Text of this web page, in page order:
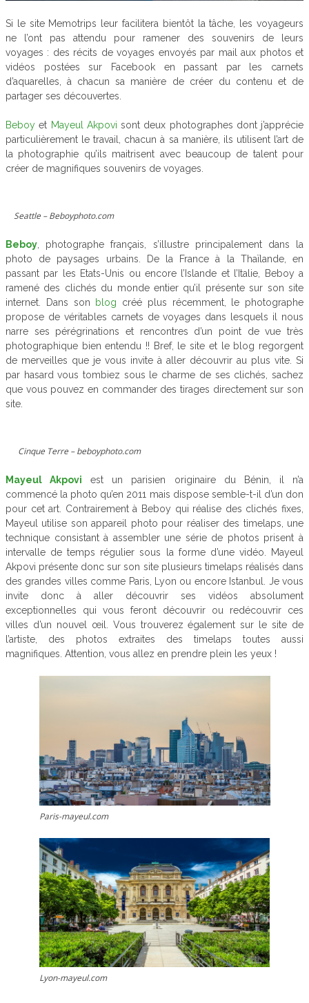
Si le site Memotrips leur facilitera bientôt la tâche, les voyageurs
ne l’ont pas attendu pour ramener des souvenirs de leurs
voyages : des récits de voyages envoyés par mail aux photos et
vidéos postées sur Facebook en passant par les carnets
d’aquarelles, à chacun sa manière de créer du contenu et de
partager ses découvertes.
Beboy et Mayeul Akpovi sont deux photographes dont j’apprécie
particulièrement le travail, chacun à sa manière, ils utilisent l’art de
la photographie qu’ils maitrisent avec beaucoup de talent pour
créer de magnifiques souvenirs de voyages.
Seattle – Beboyphoto.com
Beboy , photographe français, s’illustre principalement dans la
photo de paysages urbains. De la France à la Thaïlande, en
passant par les Etats-Unis ou encore l’Islande et l’Italie, Beboy a
ramené des clichés du monde entier qu’il présente sur son site
internet. Dans son
blog créé plus récemment, le photographe
propose de véritables carnets de voyages dans lesquels il nous
narre ses pérégrinations et rencontres d’un point de vue très
photographique bien entendu !! Bref, le site et le blog regorgent
de merveilles que je vous invite à aller découvrir au plus vite. Si
par hasard vous tombiez sous le charme de ses clichés, sachez
que vous pouvez en commander des tirages directement sur son
site.
Cinque Terre – beboyphoto.com
Mayeul Akpovi est un parisien originaire du Bénin, il n’a
commencé la photo qu’en 2011 mais dispose semble-t-il d’un don
pour cet art. Contrairement à Beboy qui réalise des clichés fixes,
Mayeul utilise son appareil photo pour réaliser des timelaps, une
technique consistant à assembler une série de photos prisent à
intervalle de temps régulier sous la forme d’une vidéo. Mayeul
Akpovi présente donc sur son site plusieurs timelaps réalisés dans
des grandes villes comme Paris, Lyon ou encore Istanbul. Je vous
invite donc à aller découvrir ses vidéos absolument
exceptionnelles qui vous feront découvrir ou redécouvrir ces
villes d’un nouvel œil. Vous trouverez également sur le site de
l’artiste, des photos extraites des timelaps toutes aussi
magnifiques. Attention, vous allez en prendre plein les yeux !
Paris-mayeul.com
Lyon-mayeul.com